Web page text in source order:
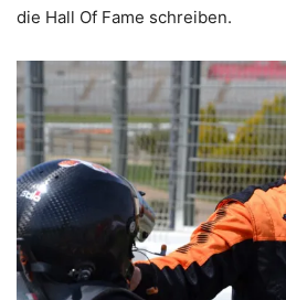
die Hall Of Fame schreiben.